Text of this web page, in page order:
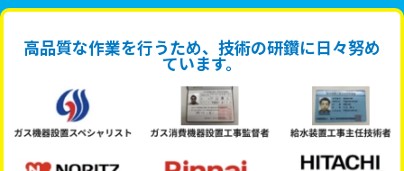
高品質な作業を行うため、技術の研鑽に日々努め
ています。